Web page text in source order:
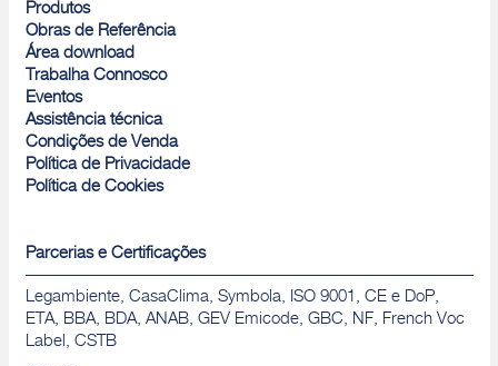
Produtos
Obras de Referência
Área download
Trabalha Connosco
Eventos
Assistência técnica
Condições de Venda
Política de Privacidade
Política de Cookies
Parcerias e Certificações
Legambiente, CasaClima, Symbola, ISO 9001, CE e DoP,
ETA, BBA, BDA, ANAB, GEV Emicode, GBC, NF, French Voc
Label, CSTB